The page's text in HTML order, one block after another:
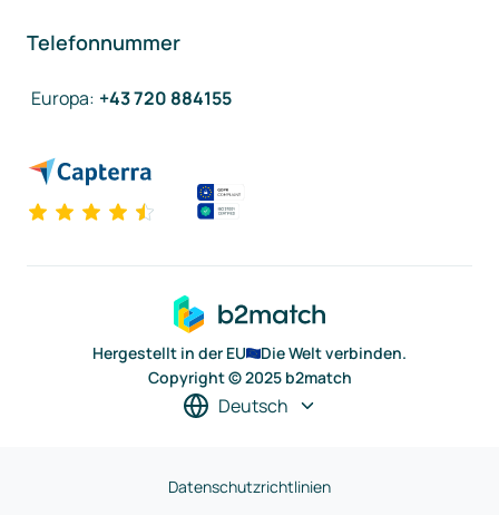
Telefonnummer
Europa: +43 720 884155
Hergestellt in der EU
Die Welt verbinden.
Copyright © 2025 b2match
Deutsch
Datenschutzrichtlinien